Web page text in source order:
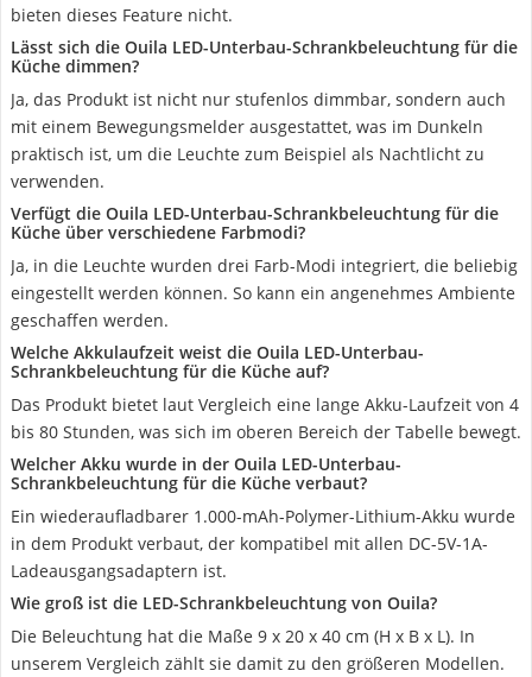
bieten dieses Feature nicht.
Lässt sich die Ouila LED-Unterbau-Schrankbeleuchtung für die
Küche dimmen?
Ja, das Produkt ist nicht nur stufenlos dimmbar, sondern auch
mit einem Bewegungsmelder ausgestattet, was im Dunkeln
praktisch ist, um die Leuchte zum Beispiel als Nachtlicht zu
verwenden.
Verfügt die Ouila LED-Unterbau-Schrankbeleuchtung für die
Küche über verschiedene Farbmodi?
Ja, in die Leuchte wurden drei Farb-Modi integriert, die beliebig
eingestellt werden können. So kann ein angenehmes Ambiente
geschaffen werden.
Welche Akkulaufzeit weist die Ouila LED-Unterbau-
Schrankbeleuchtung für die Küche auf?
Das Produkt bietet laut Vergleich eine lange Akku-Laufzeit von 4
bis 80 Stunden, was sich im oberen Bereich der Tabelle bewegt.
Welcher Akku wurde in der Ouila LED-Unterbau-
Schrankbeleuchtung für die Küche verbaut?
Ein wiederaufladbarer 1.000-mAh-Polymer-Lithium-Akku wurde
in dem Produkt verbaut, der kompatibel mit allen DC-5V-1A-
Ladeausgangsadaptern ist.
Wie groß ist die LED-Schrankbeleuchtung von Ouila?
Die Beleuchtung hat die Maße 9 x 20 x 40 cm (H x B x L). In
unserem Vergleich zählt sie damit zu den größeren Modellen.